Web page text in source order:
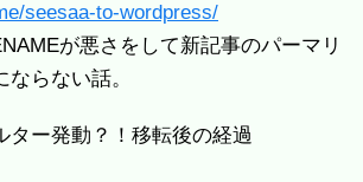
seesaa-to-wordpress/
が悪さをして新記事のパーマリ
らない話。
ター発動？！移転後の経過